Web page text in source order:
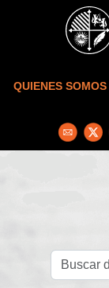
Skip to main content
QUIENES SOMOS